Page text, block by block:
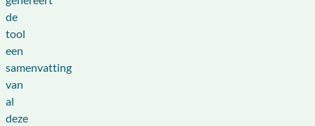
de
tool
een
samenvatting
van
al
deze